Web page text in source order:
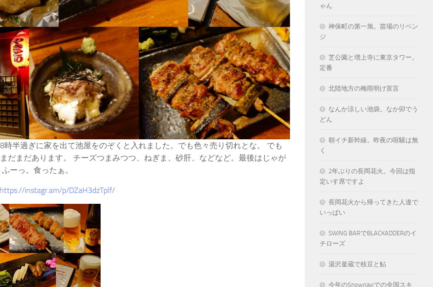
時半過ぎに家を出て池屋をのぞくと入れました。でも色々売り切れとな。 でも
だまだあります。 チーズつまみつつ、ねぎま、砂肝、などなど。最後はじゃが
ーっ。食ったぁ。
https://instagr.am/p/DZaH3dzTplf/
ゃん
神保町の第一旭。苗場のリベン
ジ
芝公園と増上寺に東京タワー。
定番
北陸地方の梅雨明け宣言
なんか涼しい池袋。なか卯でう
どん
朝イチ新幹線。昨夜の喧騒は無
く
2年ぶりの長岡花火。今回は指
定いす席ですよ
長岡花火から帰ってきた人達で
いっぱい
SWING BARでBLACKADDERのイ
チローズ
湯沢釜蔵で枝豆と鮎
今年のSnownaviでの全国スキ